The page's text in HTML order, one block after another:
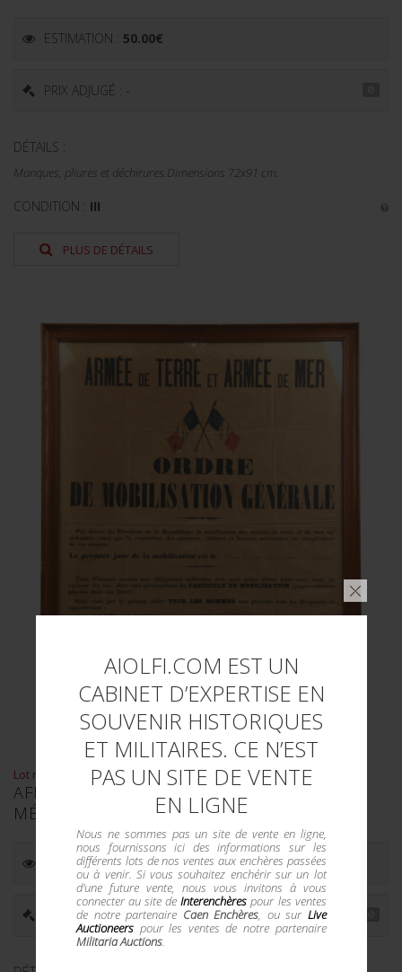
AIOLFI.COM EST UN
CABINET D’EXPERTISE EN
SOUVENIR HISTORIQUES
ET MILITAIRES. CE N’EST
PAS UN SITE DE VENTE
EN LIGNE
Nous ne sommes pas un site de vente en ligne,
nous fournissons ici des informations sur les
différents lots de nos ventes aux enchères passées
ou à venir. Si vous souhaitez enchérir sur un lot
d'une future vente, nous vous invitons à vous
connecter au site deInterenchères pour les ventes
de notre partenaire Caen Enchères, ou sur Live
Auctioneerspour les ventes de notre partenaire
Militaria Auctions.
ESTIMATION : 50.00€
PRIX ADJUGÉ : -
DÉTAILS :
Manques, pliures et déchirures.Dimensions 72x91 cm.
CONDITION : III
PLUS DE DÉTAILS
Lot n° : 315
AFFICHE DE MOBILISATION GÉNÉRALE
MÉTROPOLE
ESTIMATION : 150.00€
PRIX ADJUGÉ : -